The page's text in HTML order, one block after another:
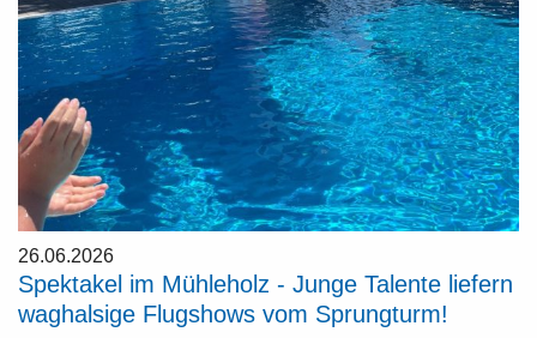
26.06.2026
Spektakel im Mühleholz - Junge Talente liefern
waghalsige Flugshows vom Sprungturm!